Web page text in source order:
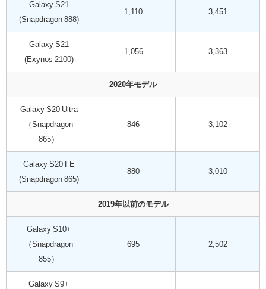
Galaxy S21
(Snapdragon 888)
1,110 3,451
Galaxy S21
(Exynos 2100)
1,056 3,363
2020年モデル
Galaxy S20 Ultra
（Snapdragon
865）
846 3,102
Galaxy S20 FE
(Snapdragon 865)
880 3,010
2019年以前のモデル
Galaxy S10+
（Snapdragon
855）
695 2,502
Galaxy S9+